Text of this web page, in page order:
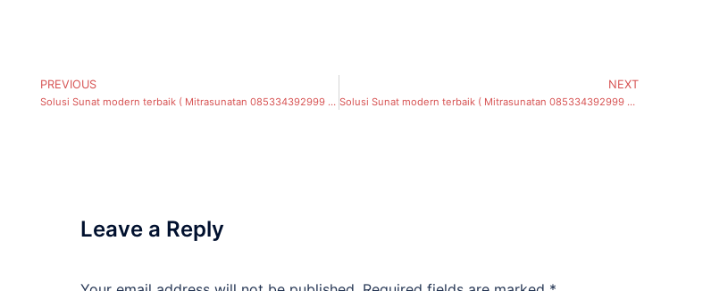
PREVIOUS
Solusi Sunat modern terbaik ( Mitrasunatan 085334392999 ), Airlangga, Kecamatan Gubeng
NEXT
Solusi Sunat modern terbaik ( Mitrasunatan 085334392999 ), Asemrowo, Kecamatan Asemrowo
Leave a Reply